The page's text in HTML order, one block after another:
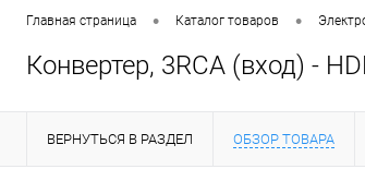
Главная страница • Каталог товаров •
Конвертер, 3RCA (вход) -
ВЕРНУТЬСЯ В РАЗДЕЛ ОБЗОР ТОВАРА